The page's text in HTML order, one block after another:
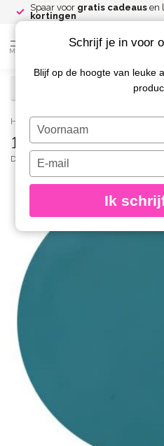
Spaar voor gratis cadeaus en
kortingen
MENU
Home / 134 Gellak Bahama
134 Gellak Bahama
DIVA
Schrijf je in voor
Blijf op de hoogte van leuke
Typ
je
naam
Typ
je
e-
in
Ik